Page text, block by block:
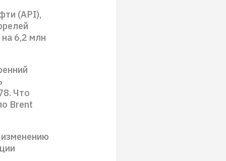
(API),
6,2 млн
Что
Brent